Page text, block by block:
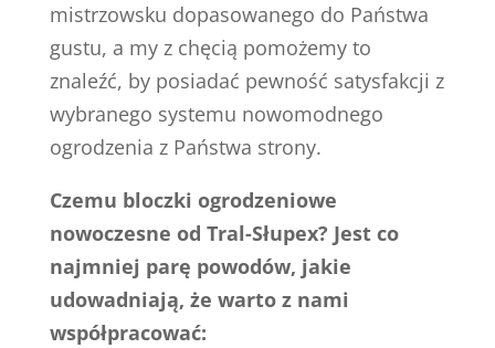
mistrzowsku dopasowanego do Państwa
gustu, a my z chęcią pomożemy to
znaleźć, by posiadać pewność satysfakcji z
wybranego systemu nowomodnego
ogrodzenia z Państwa strony.
Czemu bloczki ogrodzeniowe
nowoczesne od Tral-Słupex? Jest co
najmniej parę powodów, jakie
udowadniają, że warto z nami
współpracować: